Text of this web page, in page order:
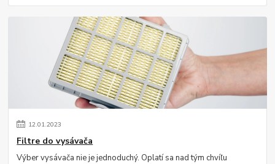
12.01.2023
Filtre do vysávača
Výber vysávača nie je jednoduchý. Oplatí sa nad tým chvíľu